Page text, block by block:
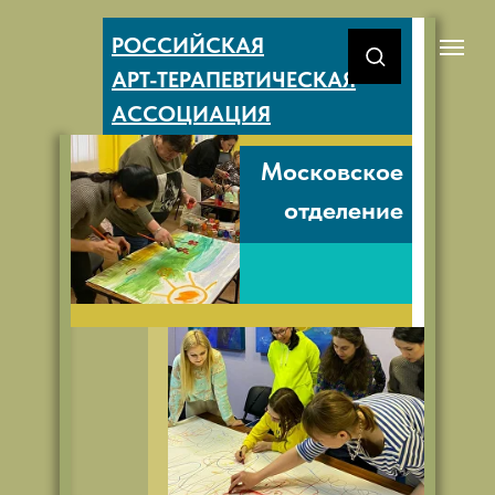
РОССИЙСКАЯ
АРТ-ТЕРАПЕВТИЧЕСКАЯ
АССОЦИАЦИЯ
Московское
отделение